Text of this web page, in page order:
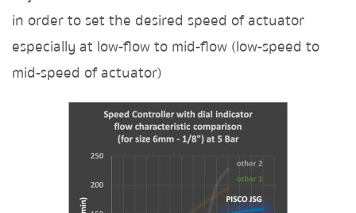
in order to set the desired speed of actuator
especially at low-flow to mid-flow (low-speed to
mid-speed of actuator)